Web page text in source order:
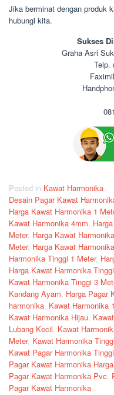
Jika berminat dengan produk
hubungi kita.
Sukses
Graha Asri
Telp.
Posted in Kawat Harmonika
Desain Pagar Kawat
Harga Kawat Harmonika 1
Kawat Harmonika 4mm,
Meter, Harga Kawat
Meter, Harga Kawat
Harmonika Tinggi 1 Meter,
Harga Kawat Harmonika
Kawat Harmonika Tinggi 3
Kandang Ayam, Harga Pagar
harmonika, Kawat Harmonika
Kawat Harmonika Hijau,
Lubang Kecil, Kawat
Meter, Kawat Harmonika
Kawat Pagar Harmonika
Pagar Kawat Harmonika Harga
Pagar Kawat Harmonika Pvc,
Pagar Kawat Harmonika